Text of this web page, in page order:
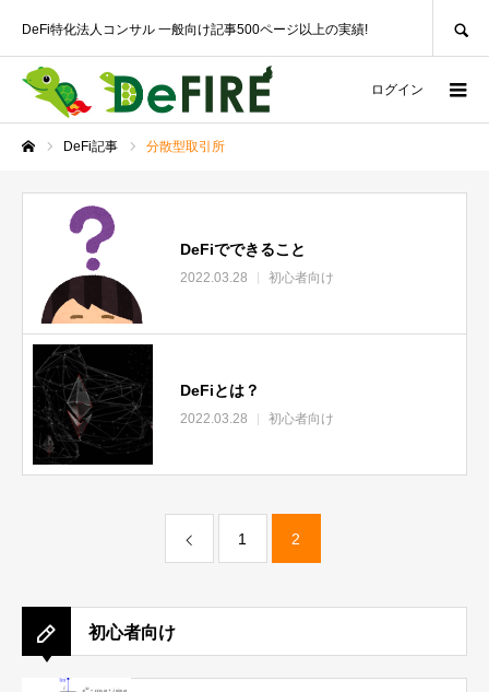
DeFi特化法人コンサル 一般向け記事500ページ以上の実績!
ログイン
DeFi記事 分散型取引所
DeFiでできること
2022.03.28 初心者向け
DeFiとは？
2022.03.28 初心者向け
1 2
初心者向け